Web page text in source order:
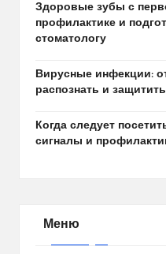
Здоровые зубы с
профилактике и
стоматологу
Вирусные инфекции:
распознать и
Когда следует
сигналы и
Меню